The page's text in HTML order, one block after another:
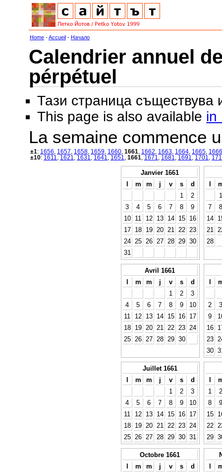
Home -Accueil - Начало
Calendrier annuel
pérpétuel
Тази страница съществува
This page is also available in
La semaine commence
±1: 1656 1657 1658 1659 1660 1661 1662 1663 1664 1665 1666
±10: 1611 1621 1631 1641 1651 1661 1671 1681 1691 1701
Janvier 1661
l
m m j v s
d
1
2
3
4 5 6 7 8
9
10
11 12 13 14 15
16
17
18 19 20 21 22
23
24
25 26 27 28 29 30
31
l
1
7
8
14
21
28
Avril 1661
l
m m j v s
d
1
2
3
4
5 6 7 8 9
10
11
12 13 14 15 16
17
18
19 20 21 22 23
24
25
26 27 28 29 30
l
2
3
9
16
23
30
Juillet 1661
l
m m j v s
d
1
2
3
4
5 6 7 8 9
10
11
12 13 14 15 16
17
18
19 20 21 22 23
24
25
26 27 28 29 30 31
l
1
2
8
9
15
22
29
Octobre 1661
l
m m j v s
d
l